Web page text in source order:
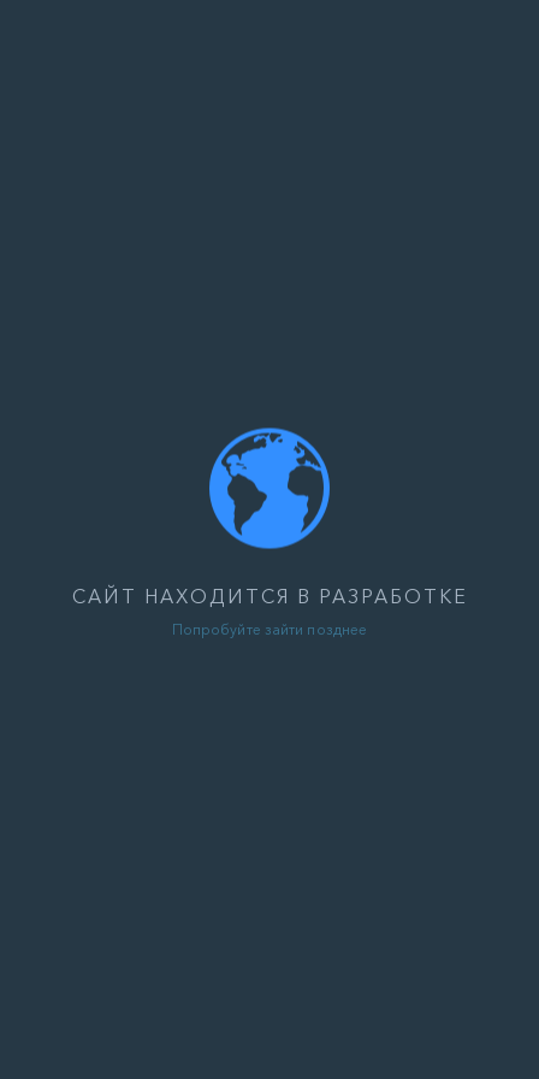
САЙТ НАХОДИТСЯ В РАЗРАБОТКЕ
Попробуйте зайти позднее